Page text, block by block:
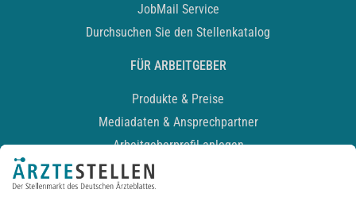
JobMail Service
Durchsuchen Sie den Stellenkatalog
FÜR ARBEITGEBER
Produkte & Preise
Mediadaten & Ansprechpartner
Arbeitgeberprofil anlegen
Recruiting-Podcast